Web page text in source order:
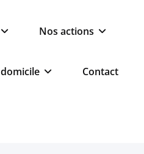
Nos actions
Contact